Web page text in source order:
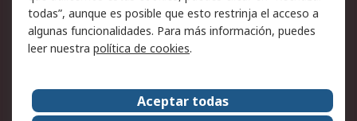
Política sobre cookies
Seguridad de emails
Certificaciones de
Condiciones de venta
Acerca de RS
todas”, aunque es posible que esto restrinja el acceso a
algunas funcionalidades. Para más información, puedes
leer nuestra política de cookies.
Aceptar todas